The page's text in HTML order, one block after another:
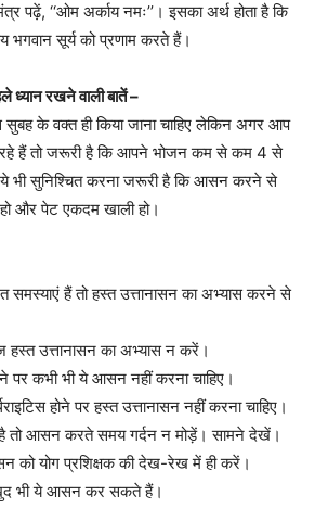
पढ़ें, ‘‘ओम अर्काय नमः’’। इसका अर्थ होता है कि
भगवान सूर्य को प्रणाम करते हैं।
ध्यान रखने वाली बातें –
सुबह के वक्त ही किया जाना चाहिए लेकिन अगर आप
हैं तो जरूरी है कि आपने भोजन कम से कम 4 से
भी सुनिश्चित करना जरूरी है कि आसन करने से
और पेट एकदम खाली हो।
हैं तो हस्त उत्तानासन का अभ्यास करने से
उत्तानासन का अभ्यास न करें।
पर कभी भी ये आसन नहीं करना चाहिए।
होने पर हस्त उत्तानासन नहीं करना चाहिए।
है तो आसन करते समय गर्दन न मोड़ें। सामने देखें।
को योग प्रशिक्षक की देख-रेख में ही करें।
भी ये आसन कर सकते हैं।